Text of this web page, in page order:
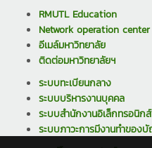
RMUTL Education
Network operation center
อีเมล์มหาวิทยาลัย
ติดต่อมหาวิทยาลัยฯ
ระบบทะเบียนกลาง
ระบบบริหารงานบุคคล
ระบบสำนักงานอิเล็กทรอนิกส์
ระบบภาวะการมีงานทำของ